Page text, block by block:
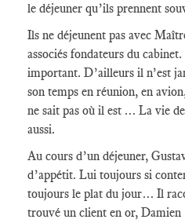
le déjeuner qu’ils prennent
Ils ne déjeunent pas avec
associés fondateurs du
important. D’ailleurs il n’est
son temps en réunion, en
ne sait pas où il est … La vie
aussi.
Au cours d’un déjeuner,
d’appétit. Lui toujours si
toujours le plat du jour… Il
trouvé un client en or, Damien